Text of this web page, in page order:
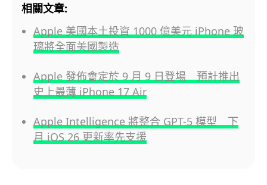
相關文章:
Apple 美國本土投資 1000 億美元 iPhone 玻
璃將全面美國製造
Apple 發佈會定於 9 月 9 日登場 預計推出
史上最薄 iPhone 17 Air
Apple Intelligence 將整合 GPT-5 模型 下
月 iOS 26 更新率先支援